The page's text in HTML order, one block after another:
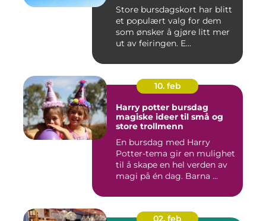
Store bursdagskort har blitt
et populært valg for dem
som ønsker å gjøre litt mer
ut av feiringen. E...
10. feb
Harry potter bursdag
magiske ideer til små og
store trollmenn
En bursdag med Harry
Potter-tema gir en mulighet
til å skape en hel verden av
magi på én dag. Barna ...
02. feb